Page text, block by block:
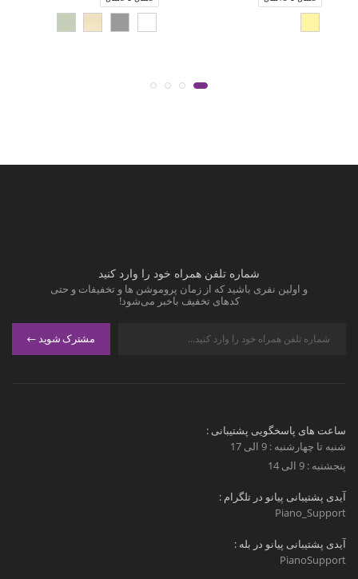
شماره تلفن همراه خود را وارد کنید
و اولین نفری باشید که از زمان پروموشن ها و تخفیفات و حتی
کدهای تخفیف باخبر می‌شود!
مشترک شوید
ساعت های پاسخگویی پشتیبانی :
شنبه تا چهارشنبه : 9 الی 17
پنجشنبه : 9 الی 14
آیدی پشتیبانی پیانو در تلگرام :
Piano_Support
آیدی پشتیبانی پیانو در بله :
PianoSupport